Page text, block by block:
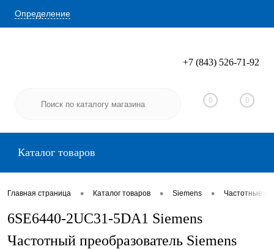
Определение
Вход Регистрация
+7 (843) 526-71-92
0 0
Каталог товаров
Главная страница • Каталог товаров • Siemens • Частотные
6SE6440-2UC31-5DA1 Siemens
Частотный преобразователь Siemens